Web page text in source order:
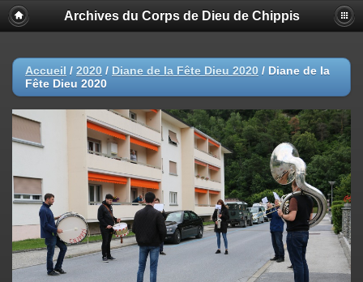
Archives du Corps de Dieu de Chippis
Accueil / 2020 / Diane de la Fête Dieu 2020 / Diane de la
Fête Dieu 2020